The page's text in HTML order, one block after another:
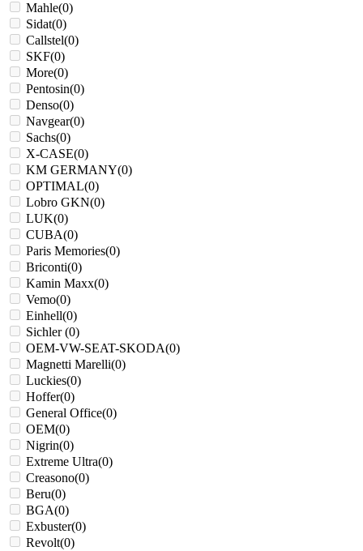
Mahle(0)
Sidat(0)
Callstel(0)
SKF(0)
More(0)
Pentosin(0)
Denso(0)
Navgear(0)
Sachs(0)
X-CASE(0)
KM GERMANY(0)
OPTIMAL(0)
Lobro GKN(0)
LUK(0)
CUBA(0)
Paris Memories(0)
Briconti(0)
Kamin Maxx(0)
Vemo(0)
Einhell(0)
Sichler(0)
OEM-VW-SEAT-SKODA(0)
Magnetti Marelli(0)
Luckies(0)
Hoffer(0)
General Office(0)
OEM(0)
Nigrin(0)
Extreme Ultra(0)
Creasono(0)
Beru(0)
BGA(0)
Exbuster(0)
Revolt(0)